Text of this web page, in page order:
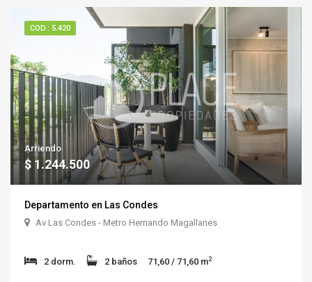
COD.: 5.420
Arriendo
$ 1.244.500
Departamento en Las Condes
Av Las Condes - Metro Hernando Magallanes
2 dorm. 2 baños 71,60 / 71,60 m2